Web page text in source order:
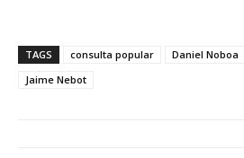
TAGS consulta popular Daniel Noboa
Jaime Nebot